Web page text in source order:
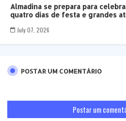
Almadina se prepara para
quatro dias de festa e grandes
July 07, 2026
POSTAR UM COMENTÁRIO
Postar um